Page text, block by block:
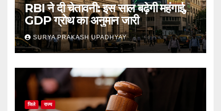
RBI ने दी चेतावनी: इस साल बढ़ेगी महंगाई,
GDP ग्रोथ का अनुमान जारी
SURYA PRAKASH UPADHYAY
जिले राज्य